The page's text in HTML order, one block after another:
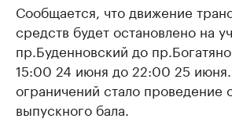
Сообщается, что движение тран
средств будет остановлено на
пр.Буденновский до
15:00 24 июня до 22:00 25
ограничений стало проведение
выпускного бала.